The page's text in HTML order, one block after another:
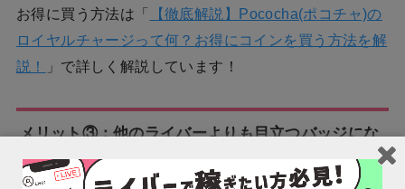
お得に買う方法は「 【徹底解説】Pococha(ポコチャ)の
ロイヤルチャージって何？お得にコインを買う方法を解
説！
」で詳しく解説しています！
メリット③：他のライバーよりも目立つバッジにな
る